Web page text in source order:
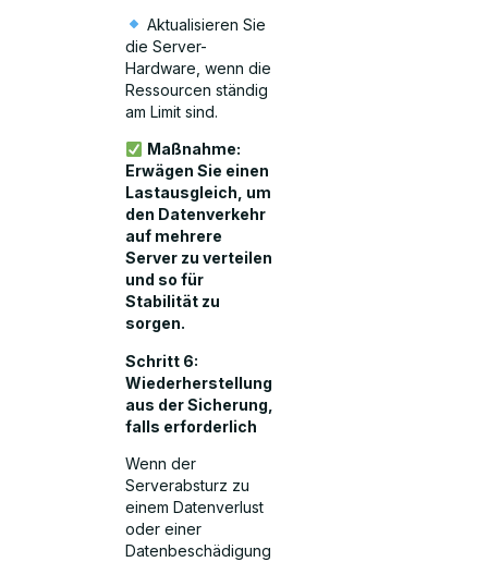
Aktualisieren Sie
die Server-
Hardware, wenn die
Ressourcen ständig
am Limit sind.
Maßnahme:
Erwägen Sie einen
Lastausgleich, um
den Datenverkehr
auf mehrere
Server zu verteilen
und so für
Stabilität zu
sorgen.
Schritt 6:
Wiederherstellung
aus der Sicherung,
falls erforderlich
Wenn der
Serverabsturz zu
einem Datenverlust
oder einer
Datenbeschädigung